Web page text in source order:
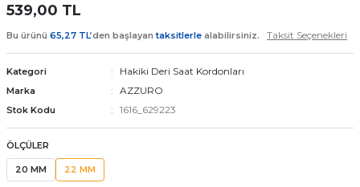
saat kordonu
Kordonları
539,00 TL
Bu ürünü 65,27 TL’den başlayantaksitlerle alabilirsiniz. Taksit Seçenekleri
Kategori Hakiki Deri Saat Kordonları
Marka AZZURO
Stok Kodu 1616_629223
ÖLÇÜLER
20 MM 22 MM